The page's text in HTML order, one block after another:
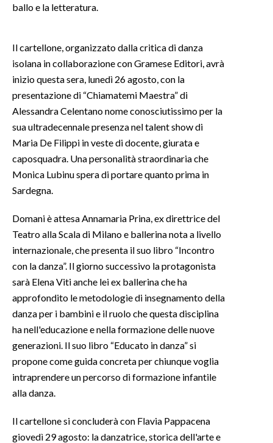
SARDI NEL MONDO
EVENTI
#CARAUNIONE
3 MINUTI CON
INSULARITÀ
INFO AZIENDE
NECROLOGI
PUBBLICITÀ
SPIAGGE
ballo e la letteratura.
Il cartellone, organizzato dalla critica di danza
isolana in collaborazione con Gramese Editori, avrà
inizio questa sera, lunedì 26 agosto, con la
presentazione di “Chiamatemi Maestra” di
Alessandra Celentano nome conosciutissimo per la
sua ultradecennale presenza nel talent show di
Maria De Filippi in veste di docente, giurata e
caposquadra. Una personalità straordinaria che
Monica Lubinu spera di portare quanto prima in
Sardegna.
Domani è attesa Annamaria Prina, ex direttrice del
Teatro alla Scala di Milano e ballerina nota a livello
internazionale, che presenta il suo libro “Incontro
con la danza”. Il giorno successivo la protagonista
sarà Elena Viti anche lei ex ballerina che ha
approfondito le metodologie di insegnamento della
danza per i bambini e il ruolo che questa disciplina
ha nell'educazione e nella formazione delle nuove
generazioni. Il suo libro “Educato in danza” si
propone come guida concreta per chiunque voglia
intraprendere un percorso di formazione infantile
alla danza.
Il cartellone si concluderà con Flavia Pappacena
giovedì 29 agosto: la danzatrice, storica dell'arte e